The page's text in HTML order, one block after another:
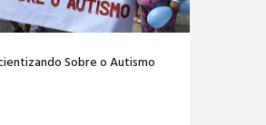
Sobre o Autismo